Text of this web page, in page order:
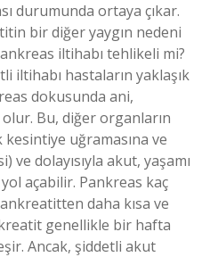
durumunda ortaya çıkar.
bir diğer yaygın nedeni
iltihabı tehlikeli mi?
iltihabı hastaların yaklaşık
dokusunda ani,
Bu, diğer organların
uğramasına ve
ve dolayısıyla akut, yaşamı
açabilir. Pankreas kaç
daha kısa ve
genellikle bir hafta
Ancak, şiddetli akut